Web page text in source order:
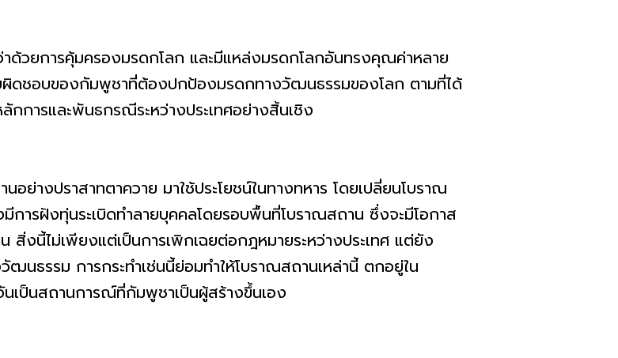
วยการคุ้มครองมรดกโลก และมีแหล่งมรดกโลกอันทรงคุณค่าหลาย
ดชอบของกัมพูชาที่ต้องปกป้องมรดกทางวัฒนธรรมของโลก ตามที่ได้
การและพันธกรณีระหว่างประเทศอย่างสิ้นเชิง
ย่างปราสาทตาควาย มาใช้ประโยชน์ในทางทหาร โดยเปลี่ยนโบราณ
การฝังทุ่นระเบิดทำลายบุคคลโดยรอบพื้นที่โบราณสถาน ซึ่งจะมีโอกาส
งนี้ไม่เพียงแต่เป็นการเพิกเฉยต่อกฎหมายระหว่างประเทศ แต่ยัง
ฒนธรรม การกระทำเช่นนี้ย่อมทำให้โบราณสถานเหล่านี้ ตกอยู่ใน
นเป็นสถานการณ์ที่กัมพูชาเป็นผู้สร้างขึ้นเอง